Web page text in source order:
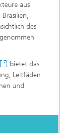
aus
des
bietet das
Leitfäden
und